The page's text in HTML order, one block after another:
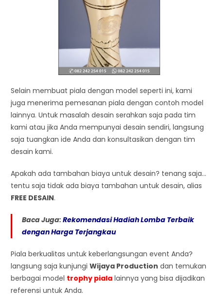
Selain membuat piala dengan model seperti ini, kami
juga menerima pemesanan piala dengan contoh model
lainnya. Untuk masalah desain serahkan saja pada tim
kami atau jika Anda mempunyai desain sendiri, langsung
saja tuangkan ide Anda dan konsultasikan dengan tim
desain kami.
Apakah ada tambahan biaya untuk desain? tenang saja…
tentu saja tidak ada biaya tambahan untuk desain, alias
FREE DESAIN.
Baca Juga:Rekomendasi Hadiah Lomba Terbaik
dengan Harga Terjangkau
Piala berkualitas untuk keberlangsungan event Anda?
langsung saja kunjungiWijaya Production dan temukan
berbagai model trophy piala lainnya yang bisa dijadikan
referensi untuk Anda.